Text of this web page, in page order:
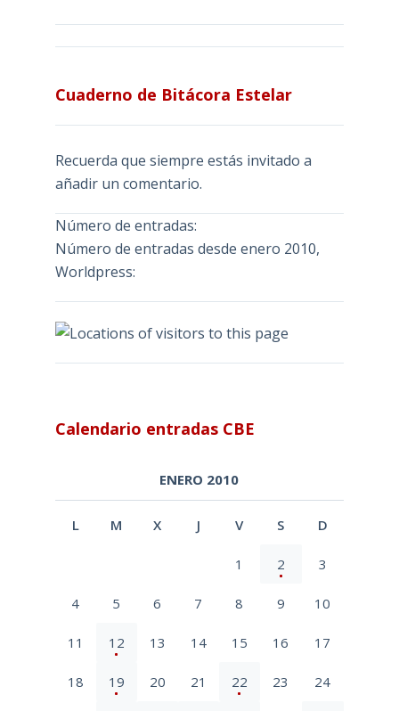
Cuaderno de Bitácora Estelar
Recuerda que siempre estás invitado a
añadir un comentario.
Número de entradas:
Número de entradas desde enero 2010,
Worldpress:
Calendario entradas CBE
ENERO 2010
L M X J V S D
1 2 3
4 5 6 7 8 9 10
11 12 13 14 15 16 17
18 19 20 21 22 23 24